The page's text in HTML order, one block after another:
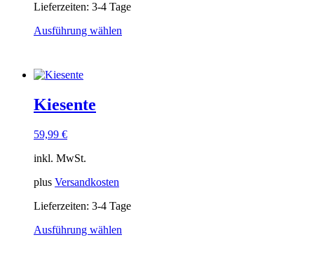
werden
Lieferzeiten: 3-4 Tage
Ausführung wählen
weist
mehrere
auf.
Optionen
können
auf
Produktseite
werden
Kiesente
59,99 €
inkl. MwSt.
plus Versandkosten
Lieferzeiten: 3-4 Tage
Ausführung wählen